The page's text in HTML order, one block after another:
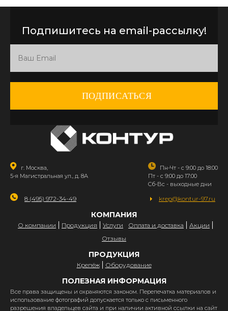
Подпишитесь на email-рассылку!
ПОДПИСАТЬСЯ
г. Москва,
5-я Магистральная ул., д. 8А
Пн-Чт - с 9:00 до 18:00
Пт - с 9:00 до 17:00
Сб-Вс - выходные дни
8 (495) 972-34-49 krep@kontur-97.ru
КОМПАНИЯ
О компании Продукция Услуги Оплата и доставка
Акции
Отзывы
ПРОДУКЦИЯ
Крепёж Оборудование
ПОЛЕЗНАЯ ИНФОРМАЦИЯ
Все права защищены и охраняются законом. Перепечатка материалов и
использование фотографий допускается только с письменного
разрешения владельцев сайта и при наличии активной ссылки на сайт